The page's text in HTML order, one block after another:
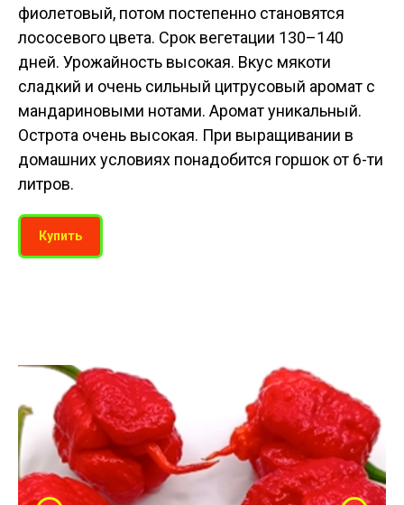
фиолетовый, потом постепенно становятся
лососевого цвета. Срок вегетации 130–140
дней. Урожайность высокая. Вкус мякоти
сладкий и очень сильный цитрусовый аромат с
мандариновыми нотами. Аромат уникальный.
Острота очень высокая. При выращивании в
домашних условиях понадобится горшок от 6-ти
литров.
Купить